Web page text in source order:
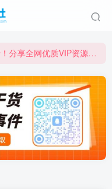
携手共进！
教程、自媒体短视频教程等，长期更新各大精品创业项目！
教程、自媒体短视频教程等，长期更新各大精品创业项目！